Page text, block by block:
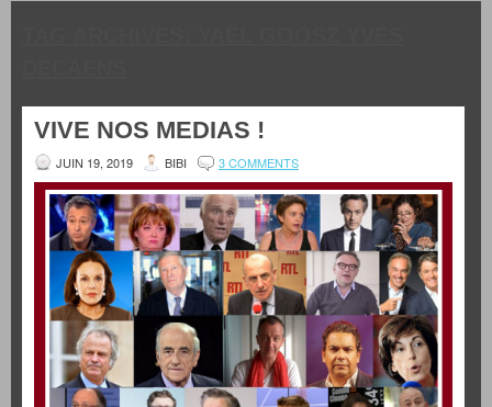
VIVE NOS MEDIAS !
JUIN 19, 2019 BIBI 3 COMMENTS